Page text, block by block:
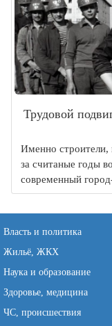
Трудовой
Именно
за считаные годы
современный
Власть и политика
Жильё, ЖКХ
Наука и образование
Здоровье, медицина
ЧС, происшествия